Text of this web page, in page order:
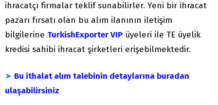
ihracatçı firmalar teklif sunabilirler. Yeni bir ihracat
pazarı fırsatı olan bu alım ilanının iletişim
bilgilerine TurkishExporter VIP üyeleri ile TE üyelik
kredisi sahibi ihracat şirketleri erişebilmektedir.
➤ Bu ithalat alım talebinin detaylarına buradan
ulaşabilirsiniz